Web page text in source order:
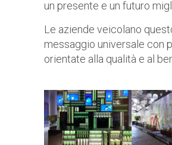
un presente e un futuro
Le aziende veicolano
messaggio universale con
orientate alla qualità e al